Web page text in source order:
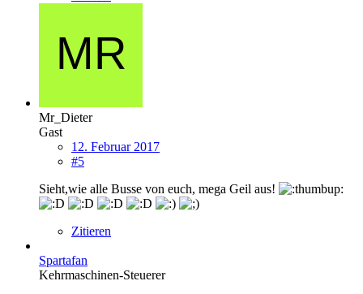
Mr_Dieter
Gast
12. Februar 2017
#5
Sieht,wie alle Busse von euch, mega Geil aus!
Zitieren
Spartafan
Kehrmaschinen-Steuerer